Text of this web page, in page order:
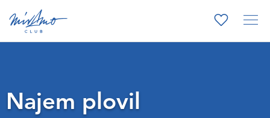
Najem plovil